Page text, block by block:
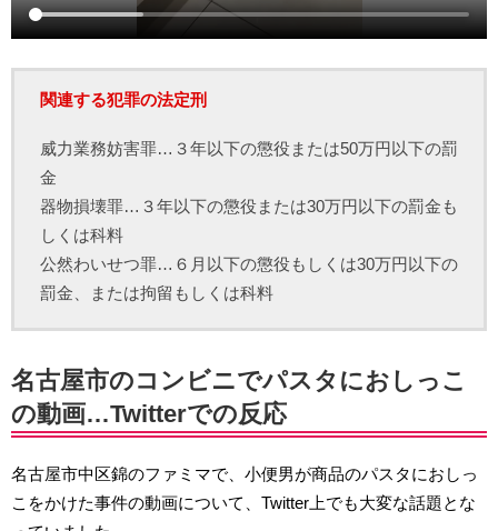
関連する犯罪の法定刑
威力業務妨害罪…３年以下の懲役または50万円以下の罰
金
器物損壊罪…３年以下の懲役または30万円以下の罰金も
しくは科料
公然わいせつ罪…６月以下の懲役もしくは30万円以下の
罰金、または拘留もしくは科料
名古屋市のコンビニでパスタにおしっこ
の動画…Twitterでの反応
名古屋市中区錦のファミマで、小便男が商品のパスタにおしっ
こをかけた事件の動画について、Twitter上でも大変な話題とな